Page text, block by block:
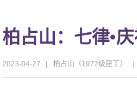
柏占山：七律•
2023-04-27 柏占山（1972级建工）